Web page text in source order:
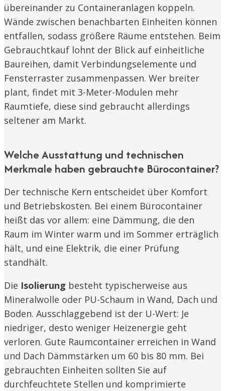
übereinander zu Containeranlagen koppeln.
Wände zwischen benachbarten Einheiten können
entfallen, sodass größere Räume entstehen. Beim
Gebrauchtkauf lohnt der Blick auf einheitliche
Baureihen, damit Verbindungselemente und
Fensterraster zusammenpassen. Wer breiter
plant, findet mit 3-Meter-Modulen mehr
Raumtiefe, diese sind gebraucht allerdings
seltener am Markt.
Welche Ausstattung und technischen
Merkmale haben gebrauchte Bürocontainer?
Der technische Kern entscheidet über Komfort
und Betriebskosten. Bei einem Bürocontainer
heißt das vor allem: eine Dämmung, die den
Raum im Winter warm und im Sommer erträglich
hält, und eine Elektrik, die einer Prüfung
standhält.
Die Isolierung besteht typischerweise aus
Mineralwolle oder PU-Schaum in Wand, Dach und
Boden. Ausschlaggebend ist der U-Wert: Je
niedriger, desto weniger Heizenergie geht
verloren. Gute Raumcontainer erreichen in Wand
und Dach Dämmstärken um 60 bis 80 mm. Bei
gebrauchten Einheiten sollten Sie auf
durchfeuchtete Stellen und komprimierte